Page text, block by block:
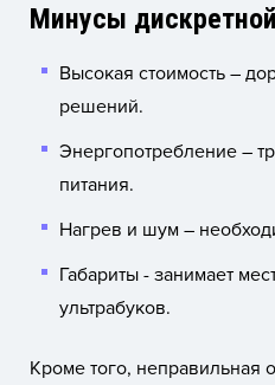
Минусы
Высокая стоимость –
решений.
Энергопотребление –
питания.
Нагрев и шум –
Габариты - занимает
ультрабуков.
Кроме того, неправильная